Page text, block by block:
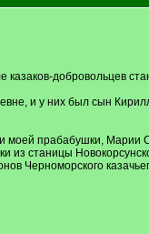
добровольцев
и у них был сын
моей прабабушки, Марии
станицы
Черноморского